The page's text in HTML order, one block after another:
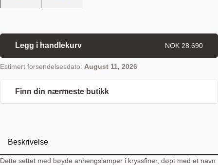
Legg i handlekurv NOK 28.690
Estimert forsendelsesdato: August 11, 2026
Finn din nærmeste butikk
Beskrivelse
Dette settet med bøyde anhengslamper i kryssfiner, døpt med et navn